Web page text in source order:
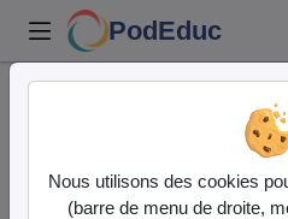
PodEduc
1 vidéo trouvée
Nous utilisons des cookies
(barre de menu de droite,